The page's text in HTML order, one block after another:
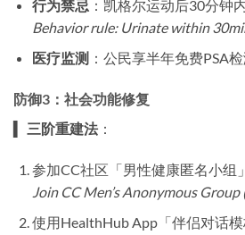
行为禁忌 ：凯格尔运动后30分钟
Behavior rule: Urinate within
医疗监测 ：公民享半年免费PSA
防御3：社会功能修复
三阶重建法 ​：
参加CC社区「男性健康匿名小组
Join CC Men’s Anonymous
使用HealthHub App「伴侣对话